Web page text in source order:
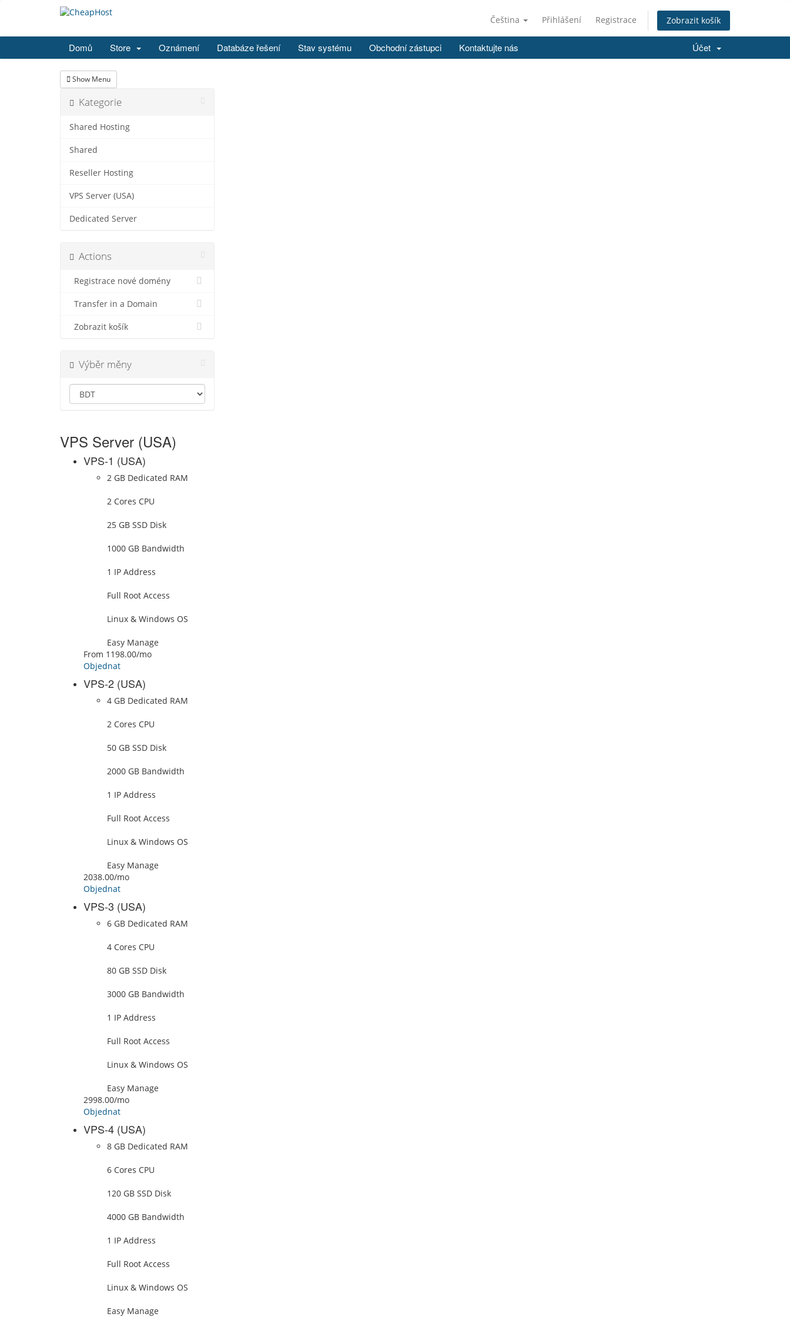
Čeština Přihlášení Registrace Zobrazit košík
Domů Store Oznámení Databáze řešení Stav systému Obchodní zástupci Kontaktujte nás Účet
Show Menu
Kategorie
Shared Hosting
Shared
Reseller Hosting
VPS Server (USA)
Dedicated Server
Actions
Registrace nové domény
Transfer in a Domain
Zobrazit košík
Výběr měny
VPS Server (USA)
VPS-1 (USA)
2 GB Dedicated RAM
2 Cores CPU
25 GB SSD Disk
1000 GB Bandwidth
1 IP Address
Full Root Access
Linux & Windows OS
Easy Manage
From 1198.00/mo
Objednat
VPS-2 (USA)
4 GB Dedicated RAM
2 Cores CPU
50 GB SSD Disk
2000 GB Bandwidth
1 IP Address
Full Root Access
Linux & Windows OS
Easy Manage
2038.00/mo
Objednat
VPS-3 (USA)
6 GB Dedicated RAM
4 Cores CPU
80 GB SSD Disk
3000 GB Bandwidth
1 IP Address
Full Root Access
Linux & Windows OS
Easy Manage
2998.00/mo
Objednat
VPS-4 (USA)
8 GB Dedicated RAM
6 Cores CPU
120 GB SSD Disk
4000 GB Bandwidth
1 IP Address
Full Root Access
Linux & Windows OS
Easy Manage